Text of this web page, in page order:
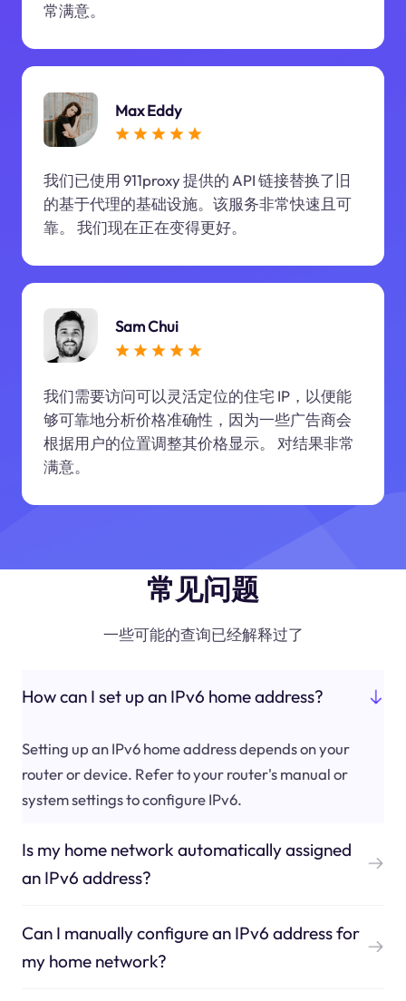
常满意。
Max Eddy
我们已使用 911proxy 提供的 API 链接替换了旧
的基于代理的基础设施。该服务非常快速且可
靠。 我们现在正在变得更好。
Sam Chui
我们需要访问可以灵活定位的住宅 IP，以便能
够可靠地分析价格准确性，因为一些广告商会
根据用户的位置调整其价格显示。 对结果非常
满意。
常见问题
一些可能的查询已经解释过了
How can I set up an IPv6 home address?
Setting up an IPv6 home address depends on your
router or device. Refer to your router's manual or
system settings to configure IPv6.
Is my home network automatically assigned
an IPv6 address?
Can I manually configure an IPv6 address for
my home network?